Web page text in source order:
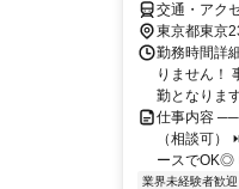
交通・アク
東京都東京
勤務時間詳
りません！
勤となりま
仕事内容
（相談可）
ースでOK◎
業界未経験者歓迎